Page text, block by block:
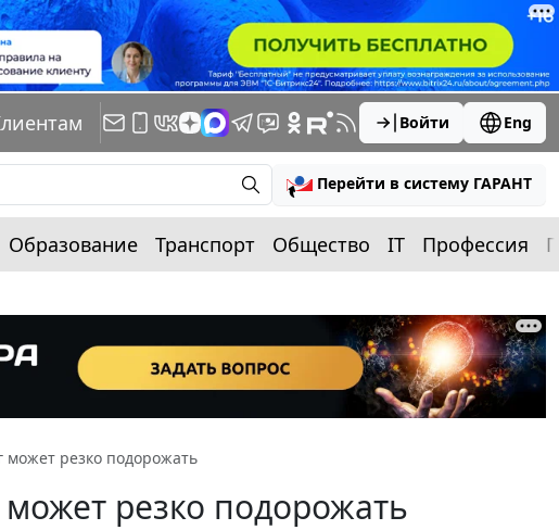
Войти Eng
Перейти в систему ГАРАНТ
Образование Транспорт Общество IT Профессия
может резко подорожать
может резко подорожать